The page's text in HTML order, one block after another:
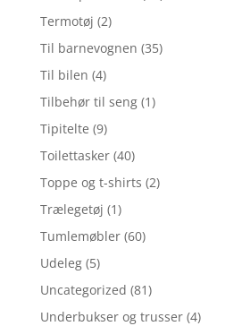
Termotøj (2)
Til barnevognen (35)
Til bilen (4)
Tilbehør til seng (1)
Tipitelte (9)
Toilettasker (40)
Toppe og t-shirts (2)
Trælegetøj (1)
Tumlemøbler (60)
Udeleg (5)
Uncategorized (81)
Underbukser og trusser (4)